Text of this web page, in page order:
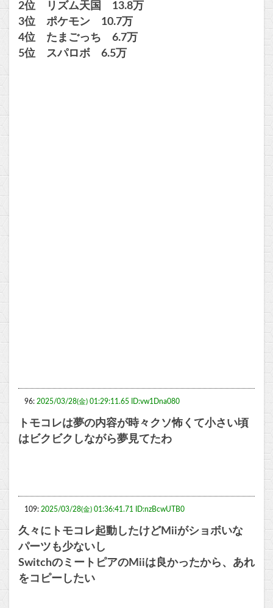
2位 リズム天国 13.8万
3位 ポケモン 10.7万
4位 たまごっち 6.7万
5位 スパロボ 6.5万
96: 2025/03/28(金) 01:29:11.65 ID:vw1Dna080
トモコレは夢の内容が時々クソ怖くて小さい頃
はビクビクしながら夢見てたわ
109: 2025/03/28(金) 01:36:41.71 ID:nzBcwUTB0
久々にトモコレ起動したけどMiiがショボいな
パーツも少ないし
SwitchのミートピアのMiiは良かったから、あれ
をコピーしたい